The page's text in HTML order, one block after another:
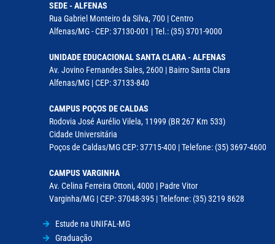
SEDE - ALFENAS
Rua Gabriel Monteiro da Silva, 700 | Centro
Alfenas/MG - CEP: 37130-001 | Tel.: (35) 3701-9000
UNIDADE EDUCACIONAL SANTA CLARA - ALFENAS
Av. Jovino Fernandes Sales, 2600 | Bairro Santa Clara
Alfenas/MG | CEP: 37133-840
CAMPUS POÇOS DE CALDAS
Rodovia José Aurélio Vilela, 11999 (BR 267 Km 533)
Cidade Universitária
Poços de Caldas/MG CEP: 37715-400 | Telefone: (35) 3697-4600
CAMPUS VARGINHA
Av. Celina Ferreira Ottoni, 4000 | Padre Vitor
Varginha/MG | CEP: 37048-395 | Telefone: (35) 3219 8628
Estude na UNIFAL-MG
Graduação